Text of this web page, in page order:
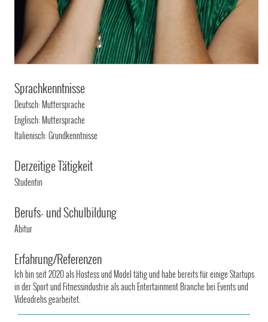
Sprachkenntnisse
Deutsch: Muttersprache
Englisch: Muttersprache
Italienisch: Grundkenntnisse
Derzeitige Tätigkeit
Studentin
Berufs- und Schulbildung
Abitur
Erfahrung/Referenzen
Ich bin seit 2020 als Hostess und Model tätig und habe bereits für einige Startups
in der Sport und Fitnessindustrie als auch Entertainment Branche bei Events und
Videodrehs gearbeitet.